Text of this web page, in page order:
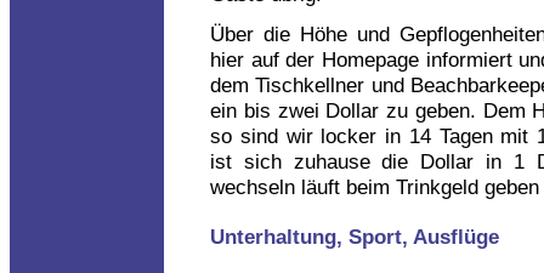
Über die Höhe und
hier auf der Homepage informiert
dem Tischkellner und
ein bis zwei Dollar zu geben. Dem
so sind wir locker in 14 Tagen mit
ist sich zuhause die Dollar in 1
wechseln läuft beim Trinkgeld
Unterhaltung, Sport, Ausflüge